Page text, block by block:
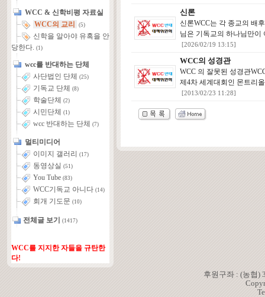
WCC & 신학비평 자료실
WCC의 교리
(5)
신학을 알아야 유혹을 안
당한다. (1)
wcc를 반대하는 단체
사단법인 단체
(25)
기독교 단체 (8)
학술단체 (2)
시민단체 (1)
wcc 반대하는 단체 (7)
멀티미디어
이미지 갤러리
(17)
동영상실 (51)
You Tube (83)
WCC기독교 아니다 (14)
회개 기도문 (10)
전체글 보기 (1417)
WCC를 지지한 자들을 규탄한
다!
신론
신론WCC는 각 종교의 배
님은 기독교의 하나님만이
[2026/02/19 13:15]
WCC의 성경관
WCC 의 잘못된 성경관
제4차 세계대회인 몬트리
[2013/02/23 11:28]
후원구좌 : (농협)